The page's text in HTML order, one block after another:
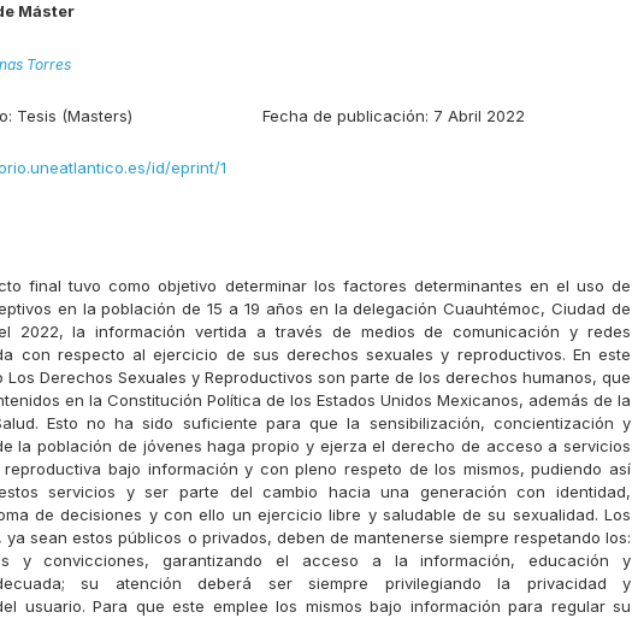
Máster
Torres
Tesis (Masters) Fecha de publicación: 7 Abril 2022
id/eprint/1
final tuvo como objetivo determinar los factores determinantes en el uso de
en la población de 15 a 19 años en la delegación Cuauhtémoc, Ciudad de
2022, la información vertida a través de medios de comunicación y redes
con respecto al ejercicio de sus derechos sexuales y reproductivos. En este
Los Derechos Sexuales y Reproductivos son parte de los derechos humanos, que
en la Constitución Política de los Estados Unidos Mexicanos, además de la
Esto no ha sido suficiente para que la sensibilización, concientización y
la población de jóvenes haga propio y ejerza el derecho de acceso a servicios
bajo información y con pleno respeto de los mismos, pudiendo así
servicios y ser parte del cambio hacia una generación con identidad,
de decisiones y con ello un ejercicio libre y saludable de su sexualidad. Los
ya sean estos públicos o privados, deben de mantenerse siempre respetando los:
y convicciones, garantizando el acceso a la información, educación y
su atención deberá ser siempre privilegiando la privacidad y
usuario. Para que este emplee los mismos bajo información para regular su